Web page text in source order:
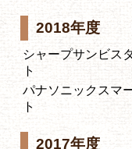
2018年度
シャープサンビス
ト
パナソニックスマ
ト
2017年度